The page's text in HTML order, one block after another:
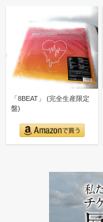
「8BEAT」 (完全生産限定
盤)